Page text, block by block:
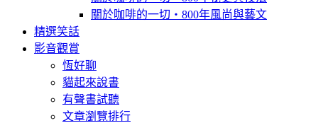
關於咖啡的一切‧800年風尚與藝文
精選笑話
影音觀賞
恆好聊
貓起來說書
有聲書試聽
文章瀏覽排行